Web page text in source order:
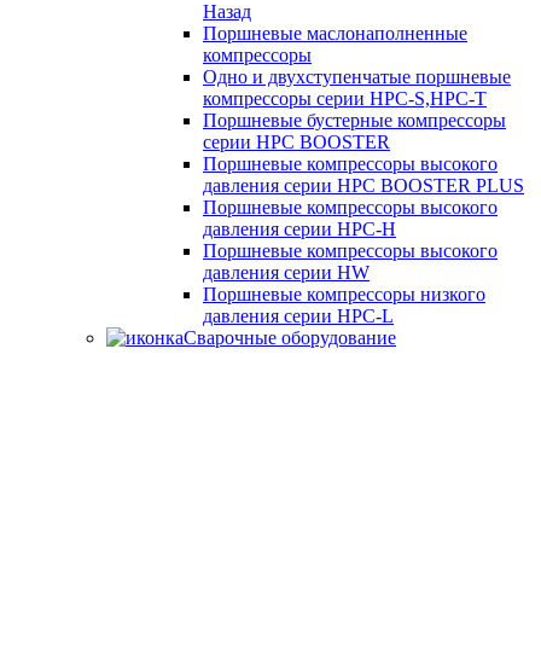
Назад
Поршневые маслонаполненные
компрессоры
Одно и двухступенчатые поршневые
компрессоры серии HPC-S,HPC-T
Поршневые бустерные компрессоры
серии HPC BOOSTER
Поршневые компрессоры высокого
давления серии HPC BOOSTER PLUS
Поршневые компрессоры высокого
давления серии HPC-H
Поршневые компрессоры высокого
давления серии HW
Поршневые компрессоры низкого
давления серии HPC-L
Сварочные оборудование